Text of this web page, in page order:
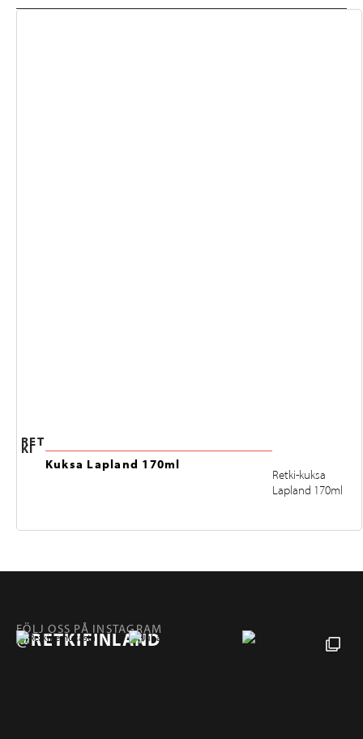
RET
KI
Kuksa Lapland 170ml
Retki-kuksa
Lapland 170ml
FÖLJ OSS PÅ INSTAGRAM
@RETKIFINLAND